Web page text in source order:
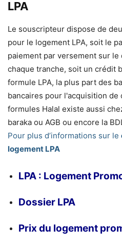
LPA
Le souscripteur dispose de
pour le logement LPA, soit le
paiement par versement sur le
chaque tranche, soit un crédit
formule LPA, la plus part des
bancaires pour l'acquisition de
formules Halal existe aussi
baraka ou AGB ou encore la
Pour plus d’informations sur le
logement LPA
LPA : Logement
Dossier LPA
Prix du logement